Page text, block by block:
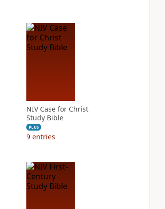
NIV Case for Christ
Study Bible
PLUS
9 entries